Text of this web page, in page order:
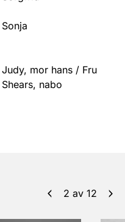
Sonja
Judy, mor hans / Fru
Shears, nabo
2 av 12